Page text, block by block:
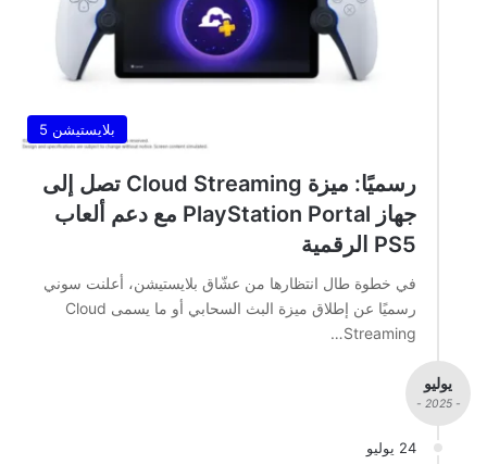
بلايستيشن 5
رسميًا: ميزة Cloud Streaming تصل إلى
جهاز PlayStation Portal مع دعم ألعاب
PS5 الرقمية
في خطوة طال انتظارها من عشّاق بلايستيشن، أعلنت سوني
رسميًا عن إطلاق ميزة البث السحابي أو ما يسمى Cloud
Streaming…
يوليو
- 2025 -
24 يوليو